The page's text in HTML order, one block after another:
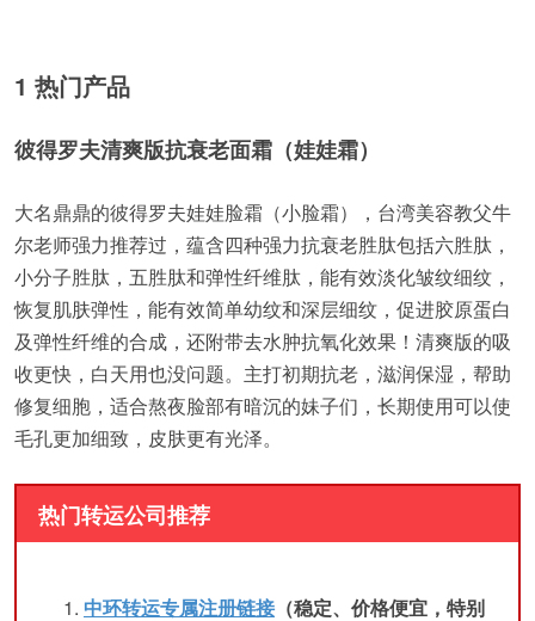
1 热门产品
彼得罗夫清爽版抗衰老面霜（娃娃霜）
大名鼎鼎的彼得罗夫娃娃脸霜（小脸霜），台湾美容教父牛
尔老师强力推荐过，蕴含四种强力抗衰老胜肽包括六胜肽，
小分子胜肽，五胜肽和弹性纤维肽，能有效淡化皱纹细纹，
恢复肌肤弹性，能有效简单幼纹和深层细纹，促进胶原蛋白
及弹性纤维的合成，还附带去水肿抗氧化效果！清爽版的吸
收更快，白天用也没问题。主打初期抗老，滋润保湿，帮助
修复细胞，适合熬夜脸部有暗沉的妹子们，长期使用可以使
毛孔更加细致，皮肤更有光泽。
热门转运公司推荐
中环转运专属注册链接（稳定、价格便宜，特别